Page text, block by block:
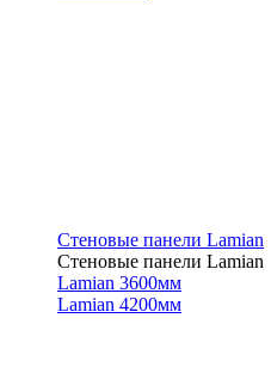
Стеновые панели Lamian
Стеновые панели Lamian
Lamian 3600мм
Lamian 4200мм